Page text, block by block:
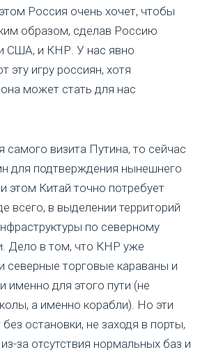
Россия очень хочет, чтобы
образом, сделав Россию
США, и КНР. У нас явно
эту игру россиян, хотя
может стать для нас
самого визита Путина, то сейчас
для подтверждения нынешнего
этом Китай точно потребует
всего, в выделении территорий
по северному
Дело в том, что КНР уже
северные торговые караваны и
именно для этого пути (не
а именно корабли). Но эти
остановки, не заходя в порты,
за отсутствия нормальных баз и